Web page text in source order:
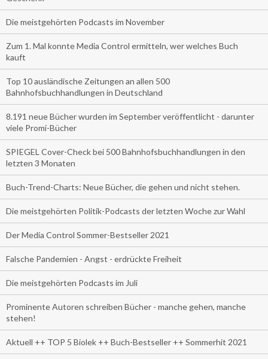
Die meistgehörten Podcasts im November
Zum 1. Mal konnte Media Control ermitteln, wer welches Buch
kauft
Top 10 ausländische Zeitungen an allen 500
Bahnhofsbuchhandlungen in Deutschland
8.191 neue Bücher wurden im September veröffentlicht - darunter
viele Promi-Bücher
SPIEGEL Cover-Check bei 500 Bahnhofsbuchhandlungen in den
letzten 3 Monaten
Buch-Trend-Charts: Neue Bücher, die gehen und nicht stehen.
Die meistgehörten Politik-Podcasts der letzten Woche zur Wahl
Der Media Control Sommer-Bestseller 2021
Falsche Pandemien - Angst - erdrückte Freiheit
Die meistgehörten Podcasts im Juli
Prominente Autoren schreiben Bücher - manche gehen, manche
stehen!
Aktuell ++ TOP 5 Biolek ++ Buch-Bestseller ++ Sommerhit 2021